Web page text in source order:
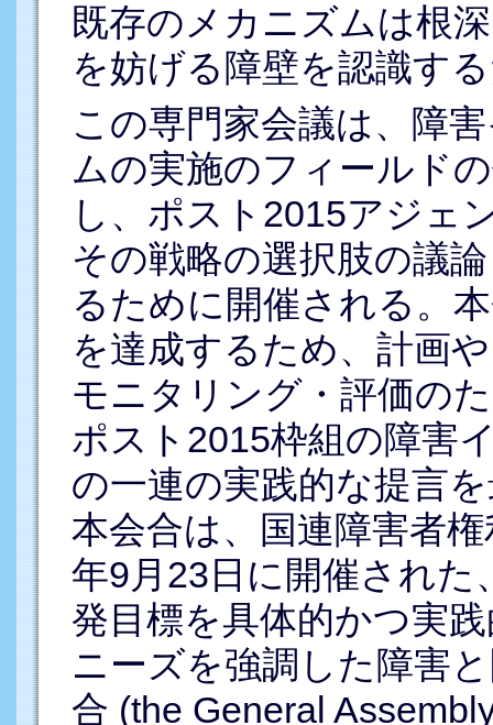
既存のメカニズムは根
を妨げる障壁を認識す
この専門家会議は、障
ムの実施のフィールド
し、ポスト2015アジェ
その戦略の選択肢の議
るために開催される。
を達成するため、計画
モニタリング・評価の
ポスト2015枠組の障害
の一連の実践的な提言
本会合は、国連障害者
年9月23日に開催され
発目標を具体的かつ実
ニーズを強調した障害
合 (the General